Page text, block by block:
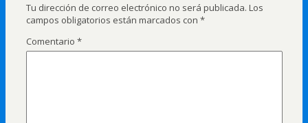
Tu dirección de correo electrónico no será publicada. Los
campos obligatorios están marcados con *
Comentario *